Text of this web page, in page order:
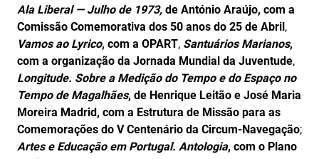
Ala Liberal — Julho de 1973, de António Araújo, com a
Comissão Comemorativa dos 50 anos do 25 de Abril,
Vamos ao Lyrico, com a OPART, Santuários Marianos,
com a organização da Jornada Mundial da Juventude,
Longitude. Sobre a Medição do Tempo e do Espaço no
Tempo de Magalhães, de Henrique Leitão e José Maria
Moreira Madrid, com a Estrutura de Missão para as
Comemorações do V Centenário da Circum-Navegação;
Artes e Educação em Portugal. Antologia, com o Plano